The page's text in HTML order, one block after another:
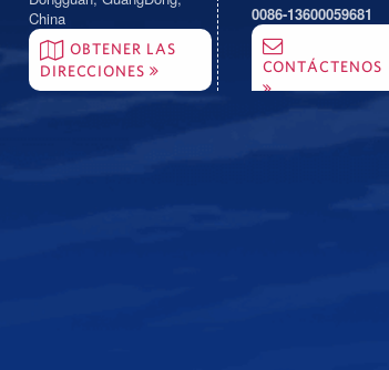
China
OBTENER LAS
DIRECCIONES
0086-13600059681
CONTÁCTENOS